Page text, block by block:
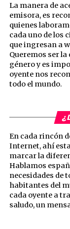
La manera de
emisora, es
quienes
cada uno de los
que ingresan a
Queremos ser
género y es
oyente nos
todo el mundo.
En cada rincón
Internet, ahí
marcar la
Hablamos
necesidades de
habitantes del
cada oyente a
saludo, un